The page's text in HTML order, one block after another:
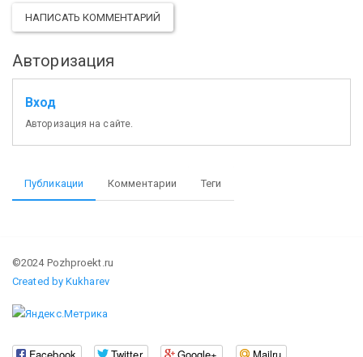
НАПИСАТЬ КОММЕНТАРИЙ
Авторизация
Вход
Авторизация на сайте.
Публикации Комментарии Теги
©2024 Pozhproekt.ru
Created by Kukharev